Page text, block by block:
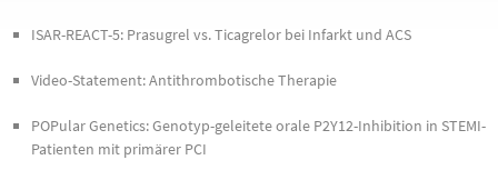
ISAR-REACT-5: Prasugrel vs. Ticagrelor bei Infarkt und ACS
Video-Statement: Antithrombotische Therapie
POPular Genetics: Genotyp-geleitete orale P2Y12-Inhibition in STEMI-
Patienten mit primärer PCI